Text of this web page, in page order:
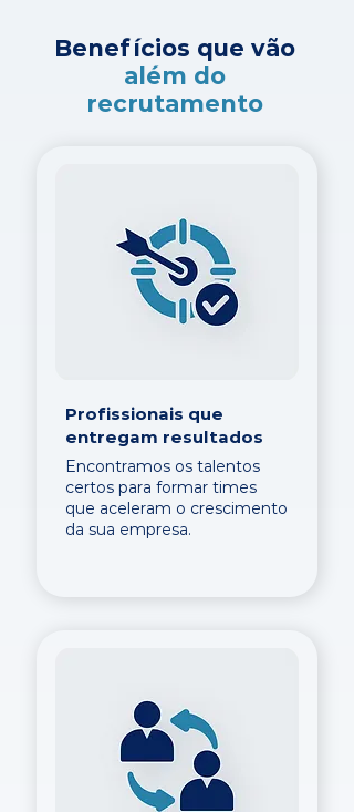
Benefícios que vão
além do
recrutamento
Profissionais que
entregam resultados
Encontramos os talentos
certos para formar times
que aceleram o crescimento
da sua empresa.